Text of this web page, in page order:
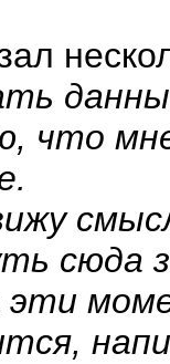
что
сюда
эти